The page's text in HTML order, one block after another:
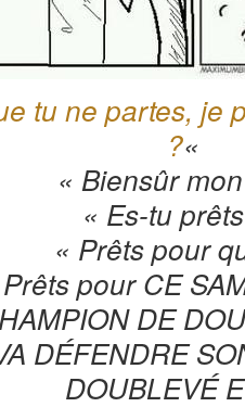
tu ne partes, je
?«
« Biensûr
« Es-tu
« Prêts pour
pour CE
DE
DÉFENDRE
DOUBLEVÉ